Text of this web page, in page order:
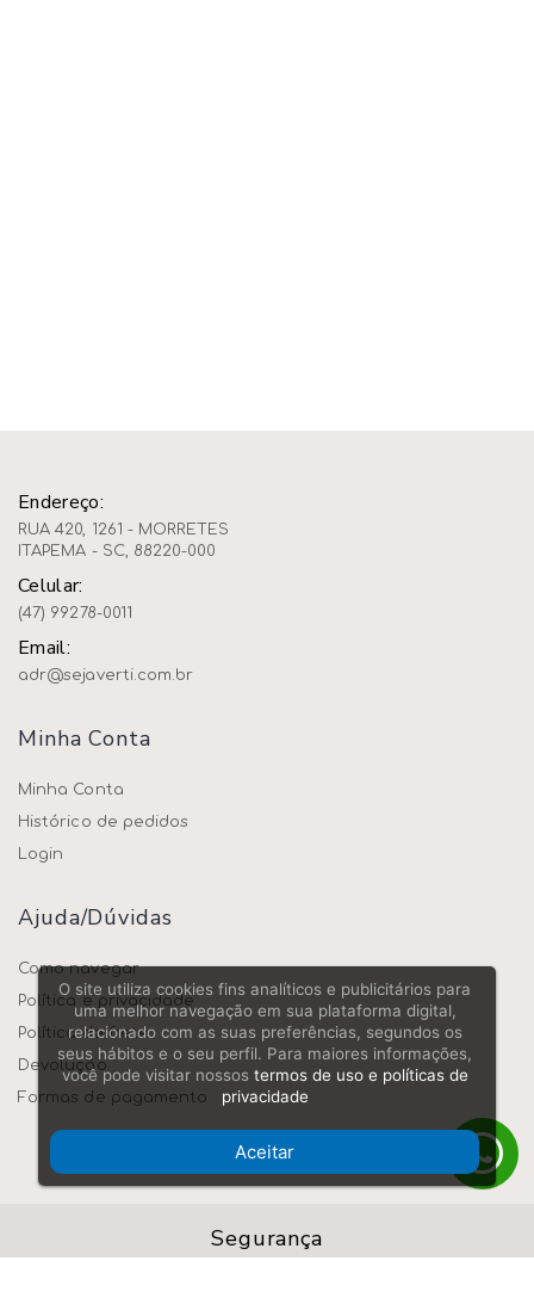
Endereço:
RUA 420, 1261 - MORRETES
ITAPEMA - SC, 88220-000
Celular:
(47) 99278-0011
Email:
adr@sejaverti.com.br
Minha Conta
Minha Conta
Histórico de pedidos
Login
Ajuda/dúvidas
Como navegar
Política e privacidade
Política de frete
Devolução
Formas de pagamento
Segurança
O site utiliza cookies fins analíticos e publicitários para
uma melhor navegação em sua plataforma digital,
relacionado com as suas preferências, segundos os
seus hábitos e o seu perfil. Para maiores informações,
você pode visitar nossos termos de uso e políticas de
privacidade
Aceitar